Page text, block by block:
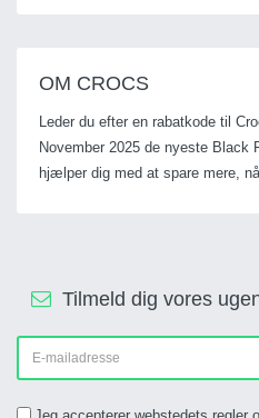
OM CROCS
Leder du efter en rabatkode til
November 2025 de nyeste Black
hjælper dig med at spare mere,
Tilmeld dig vores